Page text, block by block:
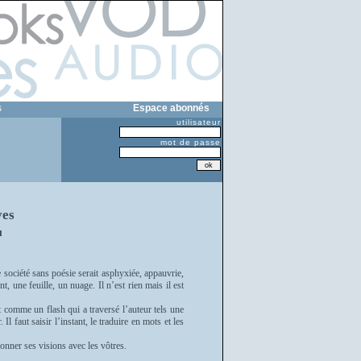
Espace abonnés
utilisateur
mot de passe
sans poésie serait asphyxiée, appauvrie,
une feuille, un nuage. Il n’est rien mais il est
comme un flash qui a traversé l’auteur tels une
Il faut saisir l’instant, le traduire en mots et les
ses visions avec les vôtres.